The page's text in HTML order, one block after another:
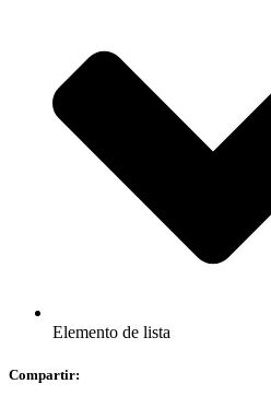
Elemento de lista
Compartir: